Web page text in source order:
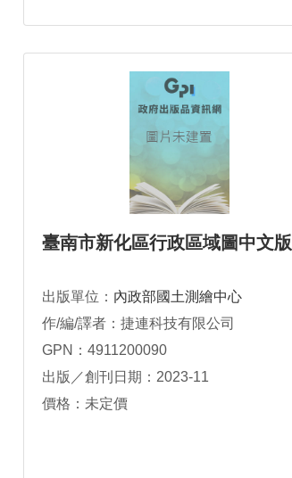
臺南市新化區行政區域圖中文版
出版單位： 內政部國土測繪中心
作/編/譯者：捷連科技有限公司
GPN：4911200090
出版／創刊日期：2023-11
價格：未定價